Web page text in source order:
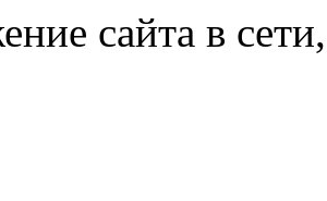
сайта в